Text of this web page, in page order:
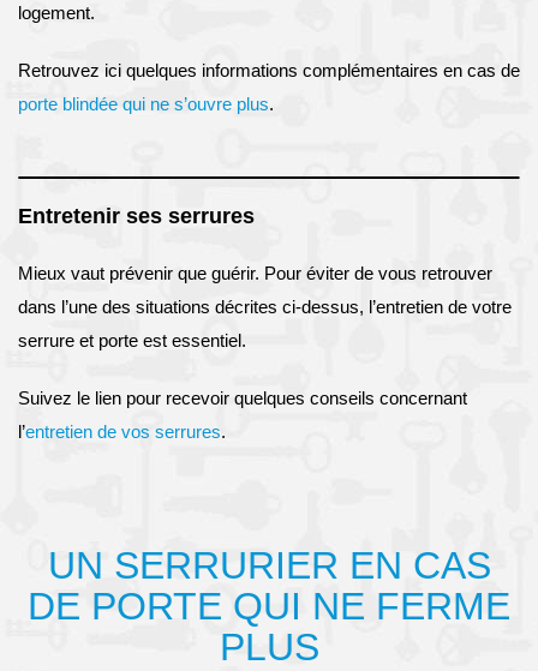
logement.
Retrouvez ici quelques informations complémentaires en cas de
porte blindée qui ne s’ouvre plus.
Entretenir ses serrures
Mieux vaut prévenir que guérir. Pour éviter de vous retrouver
dans l’une des situations décrites ci-dessus, l’entretien de votre
serrure et porte est essentiel.
Suivez le lien pour recevoir quelques conseils concernant
l’entretien de vos serrures.
UN SERRURIER EN CAS
DE PORTE QUI NE FERME
PLUS